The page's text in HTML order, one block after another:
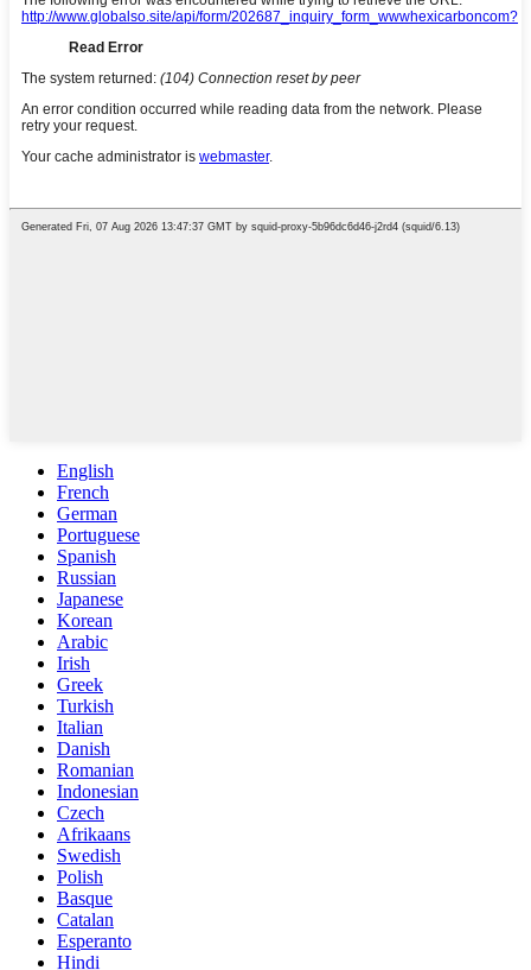
English
French
German
Portuguese
Spanish
Russian
Japanese
Korean
Arabic
Irish
Greek
Turkish
Italian
Danish
Romanian
Indonesian
Czech
Afrikaans
Swedish
Polish
Basque
Catalan
Esperanto
Hindi